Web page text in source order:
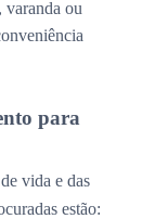
varanda ou
para
vida e das
estão: